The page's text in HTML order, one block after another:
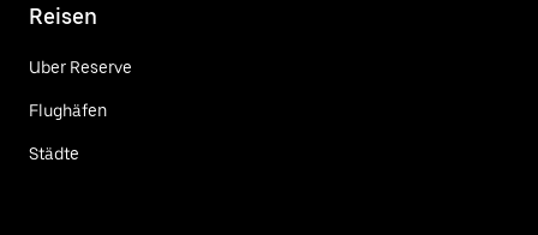
Reisen
Uber Reserve
Flughäfen
Städte